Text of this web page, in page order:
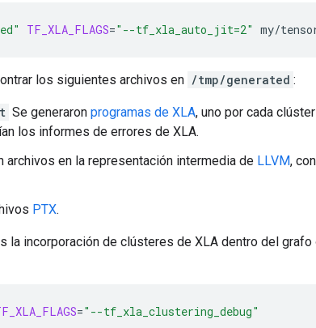
TF_XLA_FLAGS="--tf_xla_auto_jit=2"
los siguientes archivos en /tmp/generated :
Se generaron programas de XLA, uno por cada
los informes de errores de XLA.
archivos en la representación intermedia de LLVM,
PTX.
la incorporación de clústeres de XLA dentro del grafo
="--tf_xla_clustering_debug"